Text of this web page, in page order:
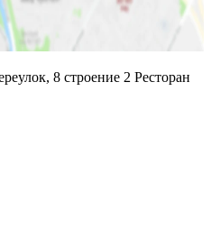
8 строение 2 Ресторан